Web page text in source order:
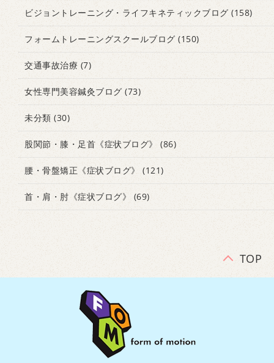
ビジョントレーニング・ライフキネティックブログ (158)
フォームトレーニングスクールブログ (150)
交通事故治療 (7)
女性専門美容鍼灸ブログ (73)
未分類 (30)
股関節・膝・足首《症状ブログ》 (86)
腰・骨盤矯正《症状ブログ》 (121)
首・肩・肘《症状ブログ》 (69)
TOP